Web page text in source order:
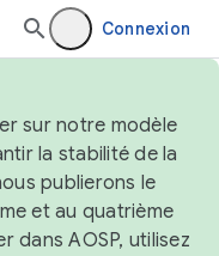
Connexion
sur notre modèle
la stabilité de la
publierons le
et au quatrième
dans AOSP, utilisez